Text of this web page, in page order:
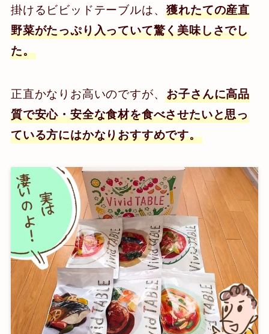
掛けるビビッドテーブルは、獲れたての産直
野菜がたっぷり入っていて驚く美味しさでし
た。
正直かなりお高いのですが、お子さんに高品
質で安心・安全な食材を食べさせたいと思っ
ている方にはかなりおすすめです。